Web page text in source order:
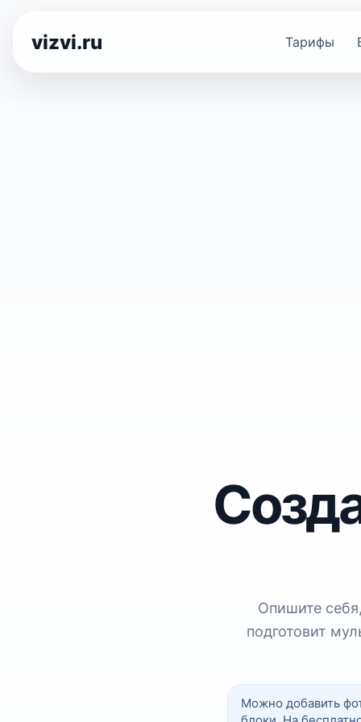
vizvi.ru Тарифы
Опишите
подготовит
Можно добавить